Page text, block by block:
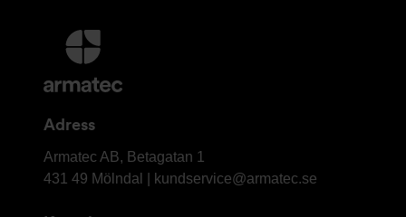
Ytterligare
information
och
Adress
Armatec
AB
Armatec AB, Betagatan 1
431 49 Mölndal |
kundservice@armatec.se